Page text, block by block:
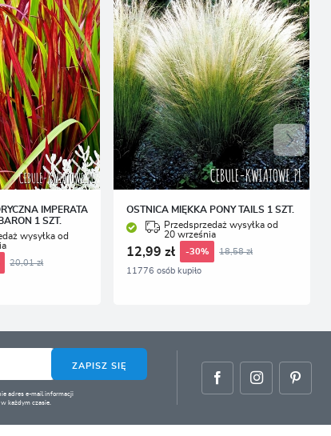
IMPERATA
1 SZT.
wysyłka od
20,01 zł
OSTNICA MIĘKKA PONY TAILS 1 SZT.
Przedsprzedaż wysyłka od
20 września
12,99 zł -30% 18,58 zł
11776 osób kupiło
ZAPISZ SIĘ
adres e-mail informacji
każdym czasie.